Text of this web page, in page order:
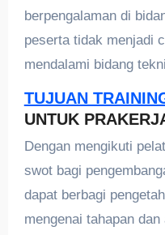
berpengalaman di
peserta tidak menjadi
mendalami bidang
TUJUAN
UNTUK
Dengan mengikuti
swot bagi
dapat berbagi
mengenai tahapan